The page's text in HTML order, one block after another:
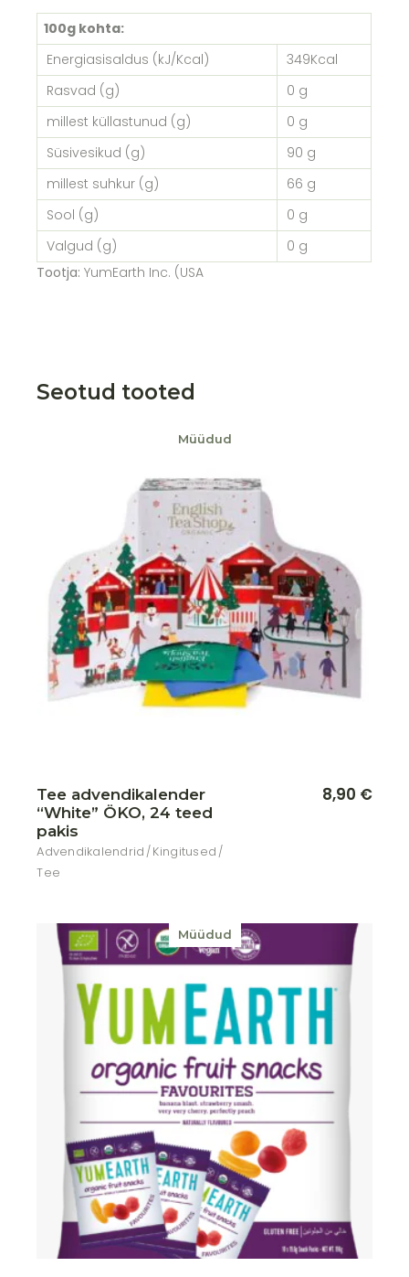
100g kohta:
Energiasisaldus (kJ/Kcal)
349Kcal
Rasvad (g)
0 g
millest küllastunud (g)
0 g
Süsivesikud (g)
90 g
millest suhkur (g)
66 g
Sool (g)
0 g
Valgud (g)
0 g
Tootja: YumEarth Inc. (USA
Seotud tooted
Müüdud
Tee advendikalender
“White” ÖKO, 24 teed
pakis
Advendikalendrid Kingitused
Tee
8,90 €
Müüdud